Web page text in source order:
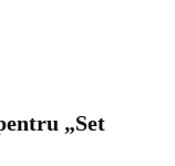
„Set